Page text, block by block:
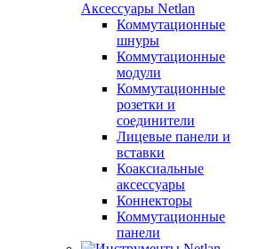
Аксессуары Netlan
Коммутационные
шнуры
Коммутационные
модули
Коммутационные
розетки и
соединители
Лицевые панели и
вставки
Коаксиальные
аксессуары
Коннекторы
Коммутационные
панели